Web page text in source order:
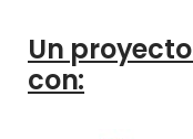
Un
con: